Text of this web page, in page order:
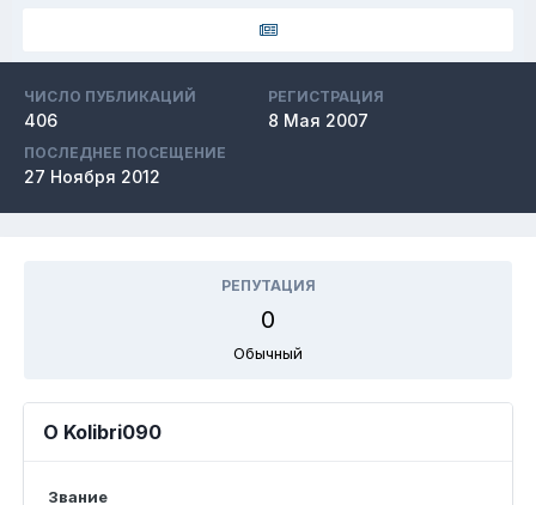
ЧИСЛО ПУБЛИКАЦИЙ
406
РЕГИСТРАЦИЯ
8 Мая 2007
ПОСЛЕДНЕЕ ПОСЕЩЕНИЕ
27 Ноября 2012
РЕПУТАЦИЯ
0
Обычный
О Kolibri090
Звание